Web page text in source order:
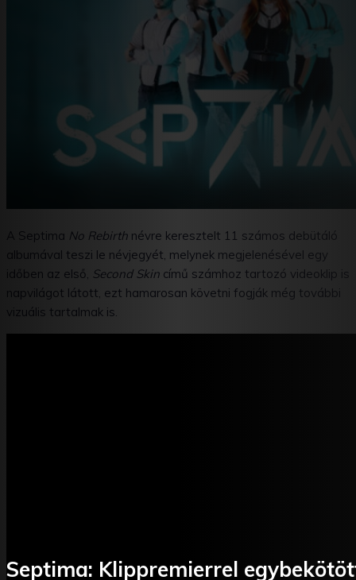
Septima: Klippremierrel
A Septima No Rebirth névre keresztelt 11 számos debütáló
albumával teszi le névjegyét, melynek megjelenésével egy
időben az első, Second Skin című számhoz tartozó videoklip is
napvilágot látott, ezt hamarosan követni fogják még további
vizuális tartalmak is.